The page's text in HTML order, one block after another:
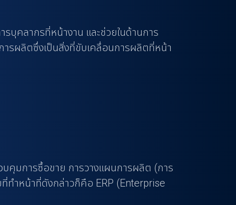
บุคลากรที่หน้างาน และช่วยในด้านการ
รผลิตซึ่งเป็นสิ่งที่ขับเคลื่อนการผลิตที่หน้า
คุมการซื้อขาย การวางแผนการผลิต (การ
ทำหน้าที่ดังกล่าวก็คือ ERP (Enterprise